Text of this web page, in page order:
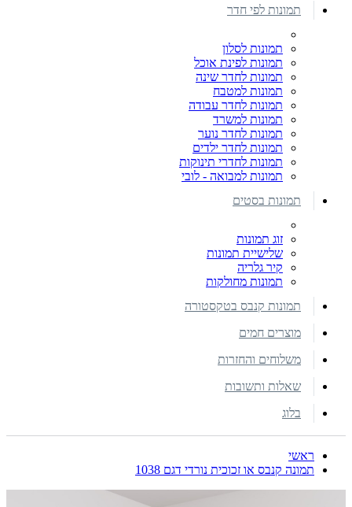
תמונות לפי חדר
תמונות לסלון
תמונות לפינת אוכל
תמונות לחדר שינה
תמונות למטבח
תמונות לחדר עבודה
תמונות למשרד
תמונות לחדר נוער
תמונות לחדר ילדים
תמונות לחדרי תינוקות
תמונות למבואה - לובי
תמונות בסטים
זוג תמונות
שלישיית תמונות
קיר גלריה
תמונות מחולקות
תמונות קנבס בטקסטורה
מוצרים חמים
משלוחים והחזרות
שאלות ותשובות
בלוג
ראשי
תמונה קנבס או זכוכית נורדי דגם 1038